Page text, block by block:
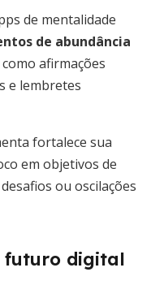
de mentalidade
de abundância
afirmações
e lembretes
fortalece sua
em objetivos de
ou oscilações
futuro digital